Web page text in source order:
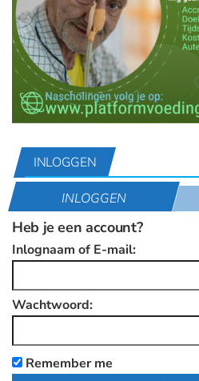
INLOGGEN
INLOGGEN
Heb je een account?
Inlognaam of E-mail:
Wachtwoord:
Remember me